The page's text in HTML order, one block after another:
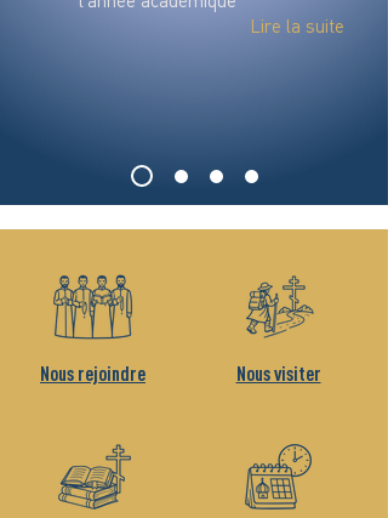
Lire la suite
Nous rejoindre Nous visiter